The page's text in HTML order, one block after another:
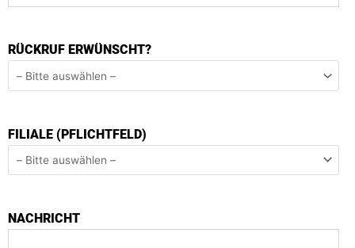
RÜCKRUF ERWÜNSCHT?
FILIALE (PFLICHTFELD)
NACHRICHT